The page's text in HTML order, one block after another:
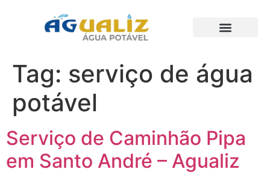
Tag: serviço de água
potável
Serviço de Caminhão Pipa
em Santo André – Agualiz